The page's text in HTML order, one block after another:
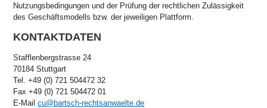
Nutzungsbedingungen und der Prüfung der rechtlichen Zulässigkeit
des Geschäftsmodells bzw. der jeweiligen Plattform.
KONTAKTDATEN
Stafflenbergstrasse 24
70184 Stuttgart
Tel. +49 (0) 721 504472 32
Fax +49 (0) 721 504472 01
E-Mailcu@bartsch-rechtsanwaelte.de